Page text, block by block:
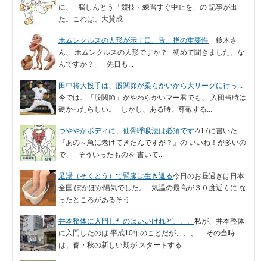
に、 脳しんとう「競技・練習すぐ中止を」の 記事が出
た。これは、大賛成...
ホムンクルスの人形が示す口、舌、指の重要性 「鈴木さ
ん、 ホムンクルスの人形ですか？ 初めて聞きました。な
んですか？」 先日も...
田中将大投手は、股関節が柔らかいから大リーグに行っ...
今では、「股関節」がやわらかいマー君でも、 入団当時は
硬かったらしい。 しかし、ある時、尊敬する...
つややかボディに、仙骨呼吸法は必須です2/17に書いた
『あの～急に老けてきたんですが？』の いいね！が多いの
で、 そういったものを 書いて...
足湯（そくとう）で腎臓は生き返る今日のお昼過ぎは日本
全国 ぽかぽか陽気でした。 気温の最高が３０度近くに な
ったところがあるそう...
井本整体に入門したのはいいけれど、、、 私が、井本整体
に入門したのは 平成10年のことだが、、、 その当時
は、春・秋の新しい期が スタートする...